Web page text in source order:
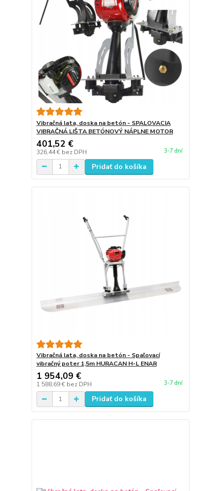
Vibračná lata, doska na betón - SPALOVACIA
VIBRAČNÁ LIŠTA BETÓNOVÝ NÁPLNE MOTOR
401,52 €
326,44 € bez DPH 3-7 dní
Pridať do košíka
Vibračná lata, doska na betón - Spaľovací
vibračný poter 1,5m HURACAN H-L ENAR
1 954,09 €
1 588,69 € bez DPH 3-7 dní
Pridať do košíka